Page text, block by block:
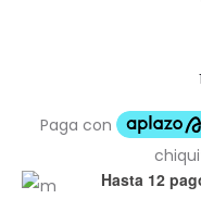
Hasta 12